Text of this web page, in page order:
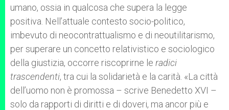
umano, ossia in qualcosa che supera la legge
positiva. Nell’attuale contesto socio-politico,
imbevuto di neocontrattualismo e di neoutilitarismo,
per superare un concetto relativistico e sociologico
della giustizia, occorre riscoprirne le radici
trascendenti, tra cui la solidarietà e la carità. «La città
dell’uomo non è promossa – scrive Benedetto XVI –
solo da rapporti di diritti e di doveri, ma ancor più e